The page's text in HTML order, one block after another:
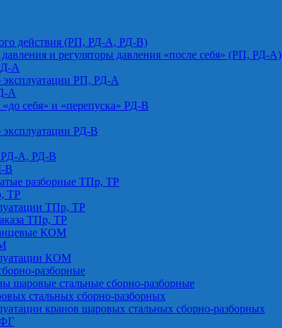
действия (РП, РД-А, РД-В)
давления и регуляторы давления «после себя» (РП, РД-А)
А
эксплуатации РП, РД-А
А
себя» и «перепуска» РД-В
эксплуатации РД-В
РД-А, РД-В
В
разборные ТПр, ТР
ТР
ТПр, ТР
ТПр, ТР
КОМ
КОМ
разборные
шаровые стальные сборно-разборные
стальных сборно-разборных
кранов шаровых стальных сборно-разборных
ФГ